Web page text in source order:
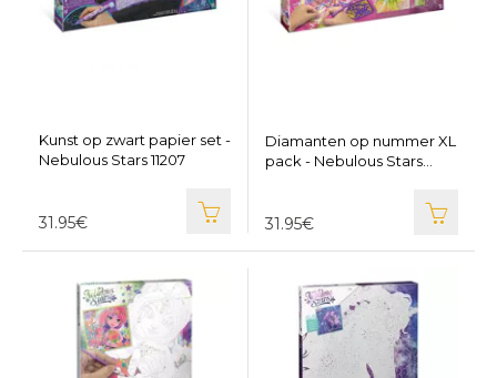
Kunst op zwart papier set -
Nebulous Stars 11207
31.95€
Diamanten op nummer XL
pack - Nebulous Stars
31.95€